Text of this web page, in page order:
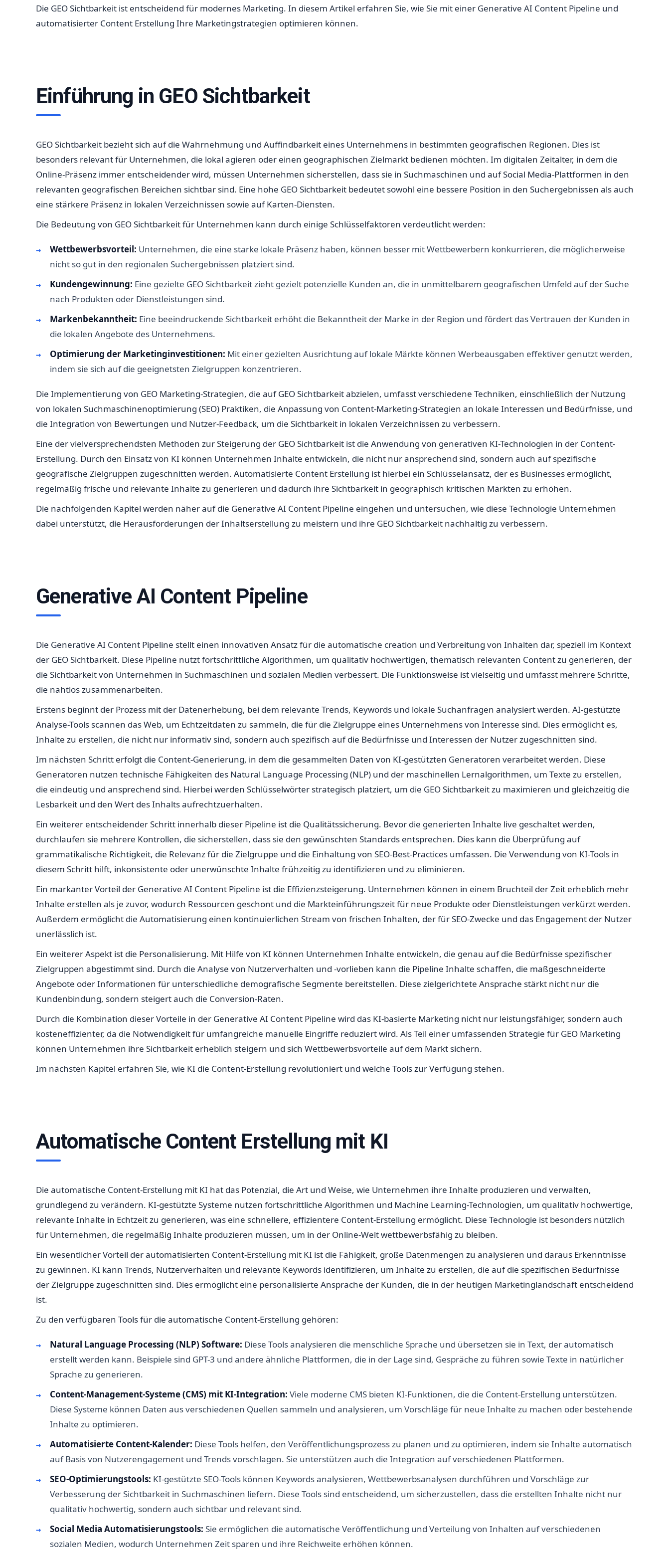
Die GEO Sichtbarkeit ist entscheidend für modernes Marketing. In diesem Artikel erfahren Sie, wie Sie mit einer Generative AI Content Pipeline und
automatisierter Content Erstellung Ihre Marketingstrategien optimieren können.
Einführung in GEO Sichtbarkeit
GEO Sichtbarkeit bezieht sich auf die Wahrnehmung und Auffindbarkeit eines Unternehmens in bestimmten geografischen Regionen. Dies ist
besonders relevant für Unternehmen, die lokal agieren oder einen geographischen Zielmarkt bedienen möchten. Im digitalen Zeitalter, in dem die
Online-Präsenz immer entscheidender wird, müssen Unternehmen sicherstellen, dass sie in Suchmaschinen und auf Social Media-Plattformen in den
relevanten geografischen Bereichen sichtbar sind. Eine hohe GEO Sichtbarkeit bedeutet sowohl eine bessere Position in den Suchergebnissen als auch
eine stärkere Präsenz in lokalen Verzeichnissen sowie auf Karten-Diensten.
Die Bedeutung von GEO Sichtbarkeit für Unternehmen kann durch einige Schlüsselfaktoren verdeutlicht werden:
Wettbewerbsvorteil: Unternehmen, die eine starke lokale Präsenz haben, können besser mit Wettbewerbern konkurrieren, die möglicherweise
nicht so gut in den regionalen Suchergebnissen platziert sind.
Kundengewinnung: Eine gezielte GEO Sichtbarkeit zieht gezielt potenzielle Kunden an, die in unmittelbarem geografischen Umfeld auf der Suche
nach Produkten oder Dienstleistungen sind.
Markenbekanntheit: Eine beeindruckende Sichtbarkeit erhöht die Bekanntheit der Marke in der Region und fördert das Vertrauen der Kunden in
die lokalen Angebote des Unternehmens.
Optimierung der Marketinginvestitionen: Mit einer gezielten Ausrichtung auf lokale Märkte können Werbeausgaben effektiver genutzt werden,
indem sie sich auf die geeignetsten Zielgruppen konzentrieren.
Die Implementierung von GEO Marketing-Strategien, die auf GEO Sichtbarkeit abzielen, umfasst verschiedene Techniken, einschließlich der Nutzung
von lokalen Suchmaschinenoptimierung (SEO) Praktiken, die Anpassung von Content-Marketing-Strategien an lokale Interessen und Bedürfnisse, und
die Integration von Bewertungen und Nutzer-Feedback, um die Sichtbarkeit in lokalen Verzeichnissen zu verbessern.
Eine der vielversprechendsten Methoden zur Steigerung der GEO Sichtbarkeit ist die Anwendung von generativen KI-Technologien in der Content-
Erstellung. Durch den Einsatz von KI können Unternehmen Inhalte entwickeln, die nicht nur ansprechend sind, sondern auch auf spezifische
geografische Zielgruppen zugeschnitten werden. Automatisierte Content Erstellung ist hierbei ein Schlüsselansatz, der es Businesses ermöglicht,
regelmäßig frische und relevante Inhalte zu generieren und dadurch ihre Sichtbarkeit in geographisch kritischen Märkten zu erhöhen.
Die nachfolgenden Kapitel werden näher auf die Generative AI Content Pipeline eingehen und untersuchen, wie diese Technologie Unternehmen
dabei unterstützt, die Herausforderungen der Inhaltserstellung zu meistern und ihre GEO Sichtbarkeit nachhaltig zu verbessern.
Generative AI Content Pipeline
Die Generative AI Content Pipeline stellt einen innovativen Ansatz für die automatische creation und Verbreitung von Inhalten dar, speziell im Kontext
der GEO Sichtbarkeit. Diese Pipeline nutzt fortschrittliche Algorithmen, um qualitativ hochwertigen, thematisch relevanten Content zu generieren, der
die Sichtbarkeit von Unternehmen in Suchmaschinen und sozialen Medien verbessert. Die Funktionsweise ist vielseitig und umfasst mehrere Schritte,
die nahtlos zusammenarbeiten.
Erstens beginnt der Prozess mit der Datenerhebung, bei dem relevante Trends, Keywords und lokale Suchanfragen analysiert werden. AI-gestützte
Analyse-Tools scannen das Web, um Echtzeitdaten zu sammeln, die für die Zielgruppe eines Unternehmens von Interesse sind. Dies ermöglicht es,
Inhalte zu erstellen, die nicht nur informativ sind, sondern auch spezifisch auf die Bedürfnisse und Interessen der Nutzer zugeschnitten sind.
Im nächsten Schritt erfolgt die Content-Generierung, in dem die gesammelten Daten von KI-gestützten Generatoren verarbeitet werden. Diese
Generatoren nutzen technische Fähigkeiten des Natural Language Processing (NLP) und der maschinellen Lernalgorithmen, um Texte zu erstellen,
die eindeutig und ansprechend sind. Hierbei werden Schlüsselwörter strategisch platziert, um die GEO Sichtbarkeit zu maximieren und gleichzeitig die
Lesbarkeit und den Wert des Inhalts aufrechtzuerhalten.
Ein weiterer entscheidender Schritt innerhalb dieser Pipeline ist die Qualitätssicherung. Bevor die generierten Inhalte live geschaltet werden,
durchlaufen sie mehrere Kontrollen, die sicherstellen, dass sie den gewünschten Standards entsprechen. Dies kann die Überprüfung auf
grammatikalische Richtigkeit, die Relevanz für die Zielgruppe und die Einhaltung von SEO-Best-Practices umfassen. Die Verwendung von KI-Tools in
diesem Schritt hilft, inkonsistente oder unerwünschte Inhalte frühzeitig zu identifizieren und zu eliminieren.
Ein markanter Vorteil der Generative AI Content Pipeline ist die Effizienzsteigerung. Unternehmen können in einem Bruchteil der Zeit erheblich mehr
Inhalte erstellen als je zuvor, wodurch Ressourcen geschont und die Markteinführungszeit für neue Produkte oder Dienstleistungen verkürzt werden.
Außerdem ermöglicht die Automatisierung einen kontinuierlichen Stream von frischen Inhalten, der für SEO-Zwecke und das Engagement der Nutzer
unerlässlich ist.
Ein weiterer Aspekt ist die Personalisierung. Mit Hilfe von KI können Unternehmen Inhalte entwickeln, die genau auf die Bedürfnisse spezifischer
Zielgruppen abgestimmt sind. Durch die Analyse von Nutzerverhalten und -vorlieben kann die Pipeline Inhalte schaffen, die maßgeschneiderte
Angebote oder Informationen für unterschiedliche demografische Segmente bereitstellen. Diese zielgerichtete Ansprache stärkt nicht nur die
Kundenbindung, sondern steigert auch die Conversion-Raten.
Durch die Kombination dieser Vorteile in der Generative AI Content Pipeline wird das KI-basierte Marketing nicht nur leistungsfähiger, sondern auch
kosteneffizienter, da die Notwendigkeit für umfangreiche manuelle Eingriffe reduziert wird. Als Teil einer umfassenden Strategie für GEO Marketing
können Unternehmen ihre Sichtbarkeit erheblich steigern und sich Wettbewerbsvorteile auf dem Markt sichern.
Im nächsten Kapitel erfahren Sie, wie KI die Content-Erstellung revolutioniert und welche Tools zur Verfügung stehen.
Automatische Content Erstellung mit KI
Die automatische Content-Erstellung mit KI hat das Potenzial, die Art und Weise, wie Unternehmen ihre Inhalte produzieren und verwalten,
grundlegend zu verändern. KI-gestützte Systeme nutzen fortschrittliche Algorithmen und Machine Learning-Technologien, um qualitativ hochwertige,
relevante Inhalte in Echtzeit zu generieren, was eine schnellere, effizientere Content-Erstellung ermöglicht. Diese Technologie ist besonders nützlich
für Unternehmen, die regelmäßig Inhalte produzieren müssen, um in der Online-Welt wettbewerbsfähig zu bleiben.
Ein wesentlicher Vorteil der automatisierten Content-Erstellung mit KI ist die Fähigkeit, große Datenmengen zu analysieren und daraus Erkenntnisse
zu gewinnen. KI kann Trends, Nutzerverhalten und relevante Keywords identifizieren, um Inhalte zu erstellen, die auf die spezifischen Bedürfnisse
der Zielgruppe zugeschnitten sind. Dies ermöglicht eine personalisierte Ansprache der Kunden, die in der heutigen Marketinglandschaft entscheidend
ist.
Zu den verfügbaren Tools für die automatische Content-Erstellung gehören:
Natural Language Processing (NLP) Software: Diese Tools analysieren die menschliche Sprache und übersetzen sie in Text, der automatisch
erstellt werden kann. Beispiele sind GPT-3 und andere ähnliche Plattformen, die in der Lage sind, Gespräche zu führen sowie Texte in natürlicher
Sprache zu generieren.
Content-Management-Systeme (CMS) mit KI-Integration: Viele moderne CMS bieten KI-Funktionen, die die Content-Erstellung unterstützen.
Diese Systeme können Daten aus verschiedenen Quellen sammeln und analysieren, um Vorschläge für neue Inhalte zu machen oder bestehende
Inhalte zu optimieren.
Automatisierte Content-Kalender: Diese Tools helfen, den Veröffentlichungsprozess zu planen und zu optimieren, indem sie Inhalte automatisch
auf Basis von Nutzerengagement und Trends vorschlagen. Sie unterstützen auch die Integration auf verschiedenen Plattformen.
SEO-Optimierungstools: KI-gestützte SEO-Tools können Keywords analysieren, Wettbewerbsanalysen durchführen und Vorschläge zur
Verbesserung der Sichtbarkeit in Suchmaschinen liefern. Diese Tools sind entscheidend, um sicherzustellen, dass die erstellten Inhalte nicht nur
qualitativ hochwertig, sondern auch sichtbar und relevant sind.
Social Media Automatisierungstools: Sie ermöglichen die automatische Veröffentlichung und Verteilung von Inhalten auf verschiedenen
sozialen Medien, wodurch Unternehmen Zeit sparen und ihre Reichweite erhöhen können.